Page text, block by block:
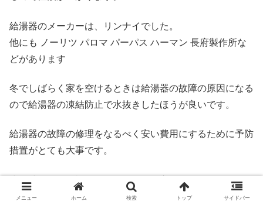
給湯器のメーカーは、リンナイでした。
他にも ノーリツ パロマ パーパス ハーマン 長府製作所な
どがあります
冬でしばらく家を空けるときは給湯器の故障の原因になる
ので給湯器の凍結防止で水抜きしたほうが良いです。
給湯器の故障の修理をなるべく安い費用にするために予防
措置がとても大事です。
少し時間的に余裕があるなら給湯器交換でホームセンター
で下調べするのもおすすめです。
メニュー ホーム 検索 トップ サイドバー